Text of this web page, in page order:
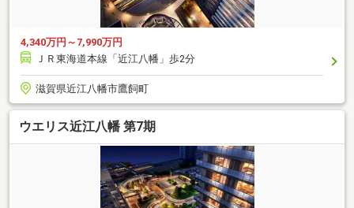
4,340万円～7,990万円
ＪＲ東海道本線「近江八幡」歩2分
滋賀県近江八幡市鷹飼町
ウエリス近江八幡 第7期